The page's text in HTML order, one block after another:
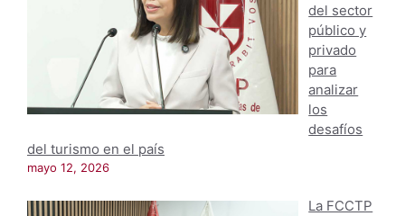
del sector
público y
privado
para
analizar
los
desafíos
del turismo en el país
mayo 12, 2026
La FCCTP